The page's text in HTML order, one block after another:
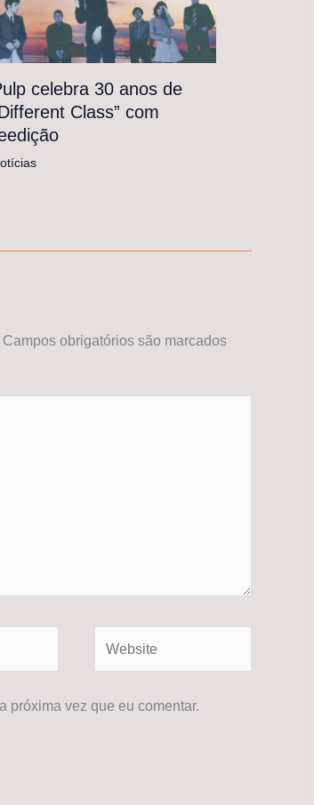
celebra 30 anos de
Class” com
Campos obrigatórios são marcados
próxima vez que eu comentar.